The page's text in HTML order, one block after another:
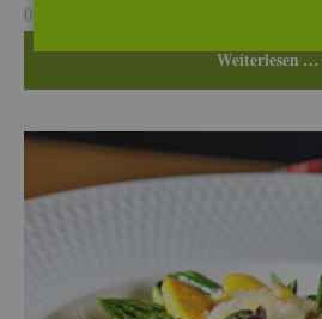
08. Aug, 2026
Wei­ter­le­sen …